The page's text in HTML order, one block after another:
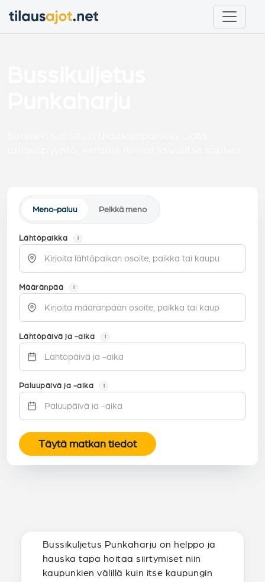
Meno-paluu Pelkkä meno
Lähtöpaikka i
Määränpää i
Lähtöpäivä ja -aika i
Paluupäivä ja -aika i
Täytä matkan tiedot
Bussikuljetus Punkaharju on helppo ja
hauska tapa hoitaa siirtymiset niin
kaupunkien välillä kuin itse kaupungin